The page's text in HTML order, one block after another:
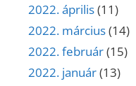
2022. április(11)
2022. március(14)
2022. február(15)
2022. január(13)